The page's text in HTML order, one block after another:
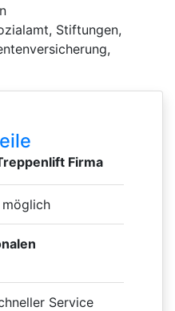
Stiftungen,
Firma
möglich
Service